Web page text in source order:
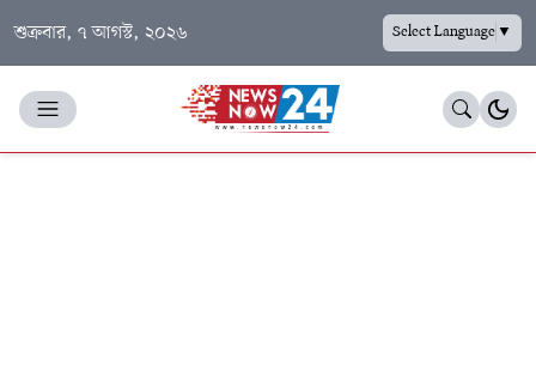
শুক্রবার, ৭ আগস্ট, ২০২৬ Select Language▼